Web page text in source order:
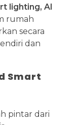
lighting, AI
rumah
secara
dan
Smart
pintar dari